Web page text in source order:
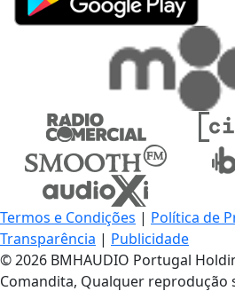
Termos e Condições | Política de
Transparência | Publicidade
© 2026 BMHAUDIO Portugal
Comandita, Qualquer reprodução